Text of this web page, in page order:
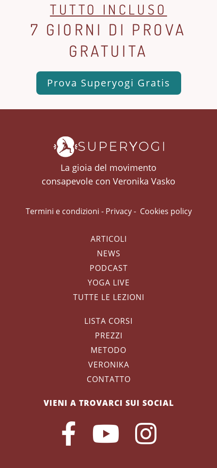
TUTTO INCLUSO
7 GIORNI DI PROVA
GRATUITA
Prova Superyogi Gratis
La gioia del movimento
consapevole con Veronika Vasko
Termini e condizioni - Privacy- Cookies policy
ARTICOLI
NEWS
PODCAST
YOGA LIVE
TUTTE LE LEZIONI
LISTA CORSI
PREZZI
METODO
VERONIKA
CONTATTO
VIENI A TROVARCI SUI SOCIAL